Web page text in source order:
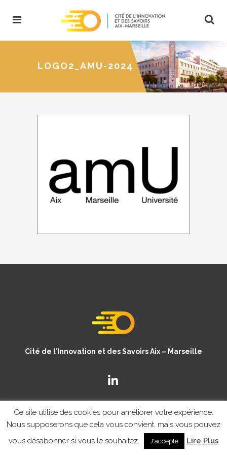
LOGO2_AMU-2024
Cité de l’Innovation et des Savoirs Aix – Marseille
© Copyright CISAM 2020- MENTIONS LEGALES
Ce site utilise des cookies pour améliorer votre expérience.
Nous supposerons que cela vous convient, mais vous pouvez
vous désabonner si vous le souhaitez.
J'accepte Lire Plus